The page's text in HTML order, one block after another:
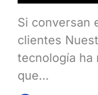
Si conversan
clientes
tecnología ha
que…